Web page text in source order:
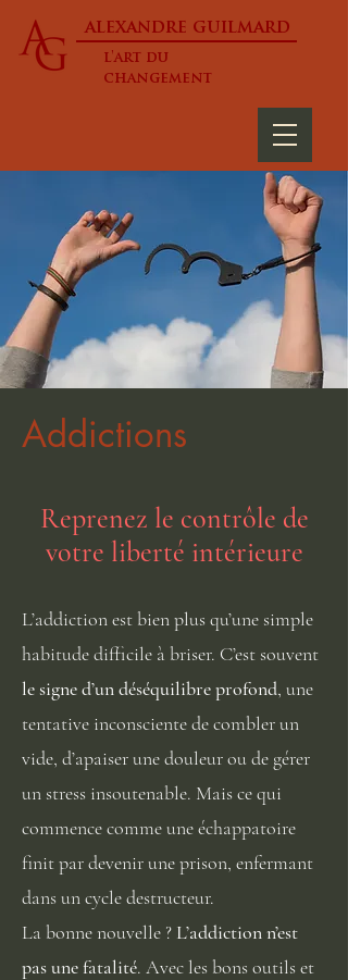
alexandre guilmard
l'art du
changement
Addictions
Reprenez le contrôle de
votre liberté intérieure​
L’addiction est bien plus qu’une simple
habitude difficile à briser. C’est souvent
le signe d’un déséquilibre profond, une
tentative inconsciente de combler un
vide, d’apaiser une douleur ou de gérer
un stress insoutenable. Mais ce qui
commence comme une échappatoire
finit par devenir une prison, enfermant
dans un cycle destructeur.
La bonne nouvelle ? L’addiction n’est
pas une fatalité. Avec les bons outils et